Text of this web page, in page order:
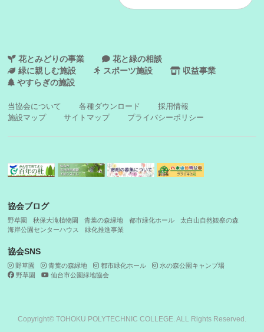
花とみどりの事業
花と緑の相談
緑に親しむ施設
スポーツ施設
収益事業
やすらぎの施設
当協会について 各種ダウンロード
採用情報
施設マップ
サイトマップ プライバシーポリシー
協会ブログ
野草園 秋保大滝植物園 青葉の森緑地 都市緑化ホール
太白山自然観察の森
海岸公園センターハウス
緑化推進事業
協会SNS
野草園 青葉の森緑地 都市緑化ホール
水の森公園キャンプ場
野草園
仙台市公園緑地協会
Copyright© TOHOKU POLYTECHNIC COLLEGE. ALL Rights Reserved.